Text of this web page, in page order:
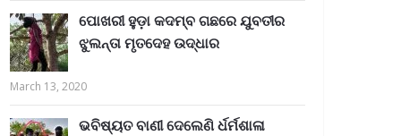
ପୋଖରୀ ହୁଡ଼ା କଦମ୍ବ ଗଛରେ ଯୁବତୀର
ଝୁଲନ୍ତା ମୃତଦେହ ଉଦ୍ଧାର
March 13, 2020
ଭବିଷ୍ୟତ ବାଣୀ ଦେଲେଣି ର୍ଧର୍ମଶାଳା